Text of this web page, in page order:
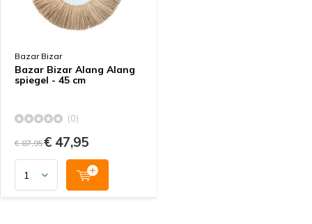
Bazar Bizar
Bazar Bizar Alang Alang
spiegel - 45 cm
(0)
€ 87,95€ 47,95